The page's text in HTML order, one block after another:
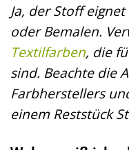
Ja, der Stoff
oder Bemalen.
Textilfarben, die
sind. Beachte die
Farbherstellers
einem Reststück